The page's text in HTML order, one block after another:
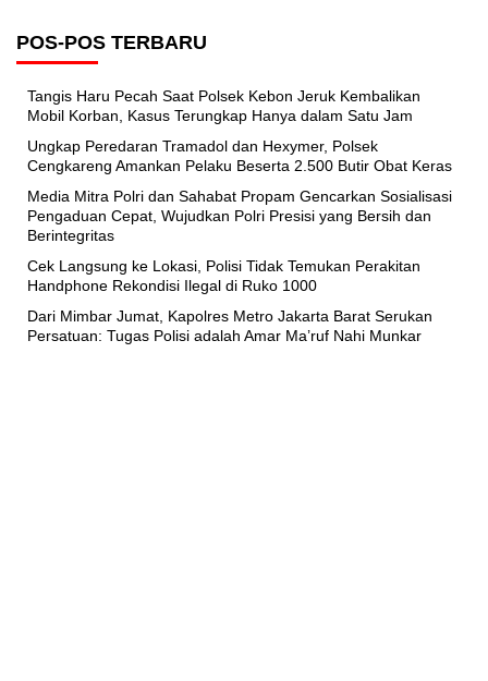
POS-POS TERBARU
Tangis Haru Pecah Saat Polsek Kebon Jeruk Kembalikan
Mobil Korban, Kasus Terungkap Hanya dalam Satu Jam
Ungkap Peredaran Tramadol dan Hexymer, Polsek
Cengkareng Amankan Pelaku Beserta 2.500 Butir Obat Keras
Media Mitra Polri dan Sahabat Propam Gencarkan Sosialisasi
Pengaduan Cepat, Wujudkan Polri Presisi yang Bersih dan
Berintegritas
Cek Langsung ke Lokasi, Polisi Tidak Temukan Perakitan
Handphone Rekondisi Ilegal di Ruko 1000
Dari Mimbar Jumat, Kapolres Metro Jakarta Barat Serukan
Persatuan: Tugas Polisi adalah Amar Ma’ruf Nahi Munkar